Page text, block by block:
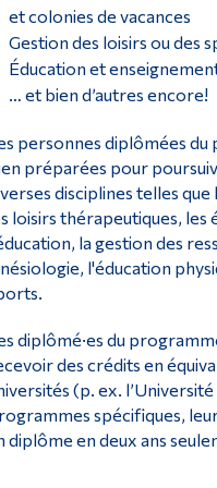
et colonies de vacances
Gestion des loisirs ou des
Éducation et
… et bien d’autres encore!
personnes diplômées
préparées pour
disciplines telles que
loisirs thérapeutiques, les
la gestion des
l'éducation
diplômé·es du
des crédits en
(p. ex.
spécifiques,
diplôme en deux ans